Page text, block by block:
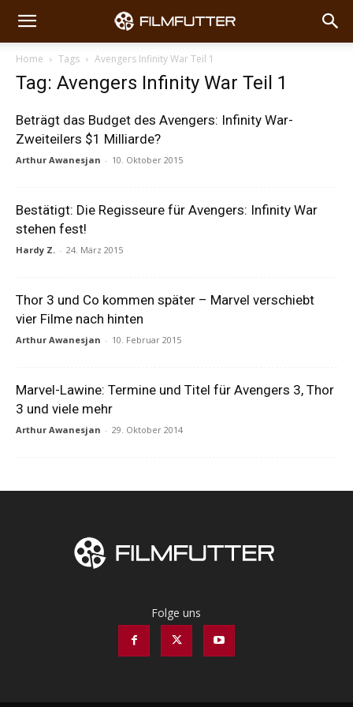
Home Tags Avengers Infinity War Teil 1
Tag: Avengers Infinity War Teil 1
Beträgt das Budget des Avengers: Infinity War-
Zweiteilers $1 Milliarde?
Arthur Awanesjan - 10. Oktober 2015
Bestätigt: Die Regisseure für Avengers: Infinity War
stehen fest!
Hardy Z. - 24. März 2015
Thor 3 und Co kommen später – Marvel verschiebt
vier Filme nach hinten
Arthur Awanesjan - 10. Februar 2015
Marvel-Lawine: Termine und Titel für Avengers 3, Thor
3 und viele mehr
Arthur Awanesjan - 29. Oktober 2014
Folge uns